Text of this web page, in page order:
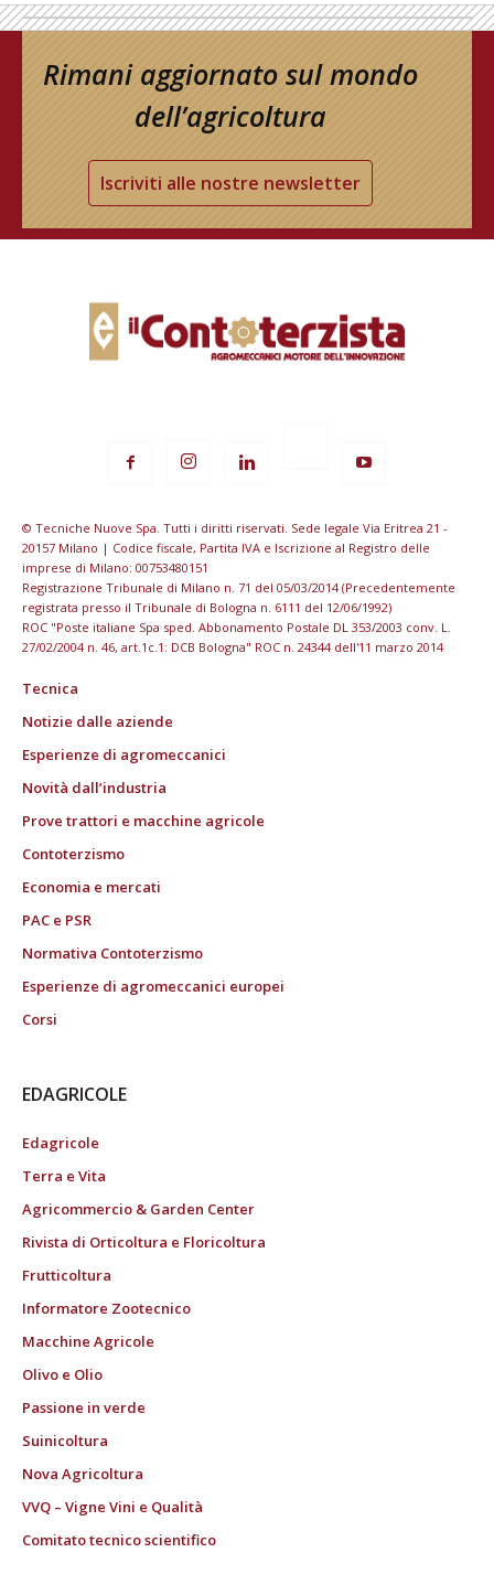
Rimani aggiornato sul mondo
dell’agricoltura
Iscriviti alle nostre newsletter
© Tecniche Nuove Spa. Tutti i diritti riservati. Sede legale Via Eritrea 21 -
20157 Milano | Codice fiscale, Partita IVA e Iscrizione al Registro delle
imprese di Milano: 00753480151
Registrazione Tribunale di Milano n. 71 del 05/03/2014 (Precedentemente
registrata presso il Tribunale di Bologna n. 6111 del 12/06/1992)
ROC "Poste italiane Spa sped. Abbonamento Postale DL 353/2003 conv. L.
27/02/2004 n. 46, art.1c.1: DCB Bologna" ROC n. 24344 dell'11 marzo 2014
Tecnica
Notizie dalle aziende
Esperienze di agromeccanici
Novità dall’industria
Prove trattori e macchine agricole
Contoterzismo
Economia e mercati
PAC e PSR
Normativa Contoterzismo
Esperienze di agromeccanici europei
Corsi
EDAGRICOLE
Edagricole
Terra e Vita
Agricommercio & Garden Center
Rivista di Orticoltura e Floricoltura
Frutticoltura
Informatore Zootecnico
Macchine Agricole
Olivo e Olio
Passione in verde
Suinicoltura
Nova Agricoltura
VVQ – Vigne Vini e Qualità
Comitato tecnico scientifico